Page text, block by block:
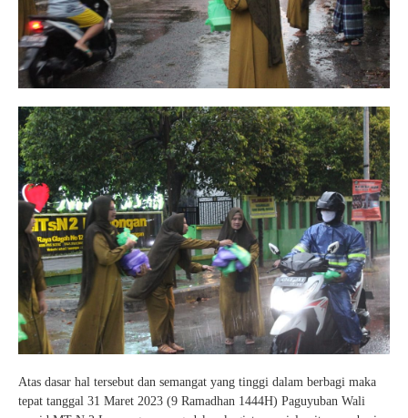
Atas dasar hal tersebut dan semangat yang tinggi dalam berbagi maka
tepat tanggal 31 Maret 2023 (9 Ramadhan 1444H) Paguyuban Wali